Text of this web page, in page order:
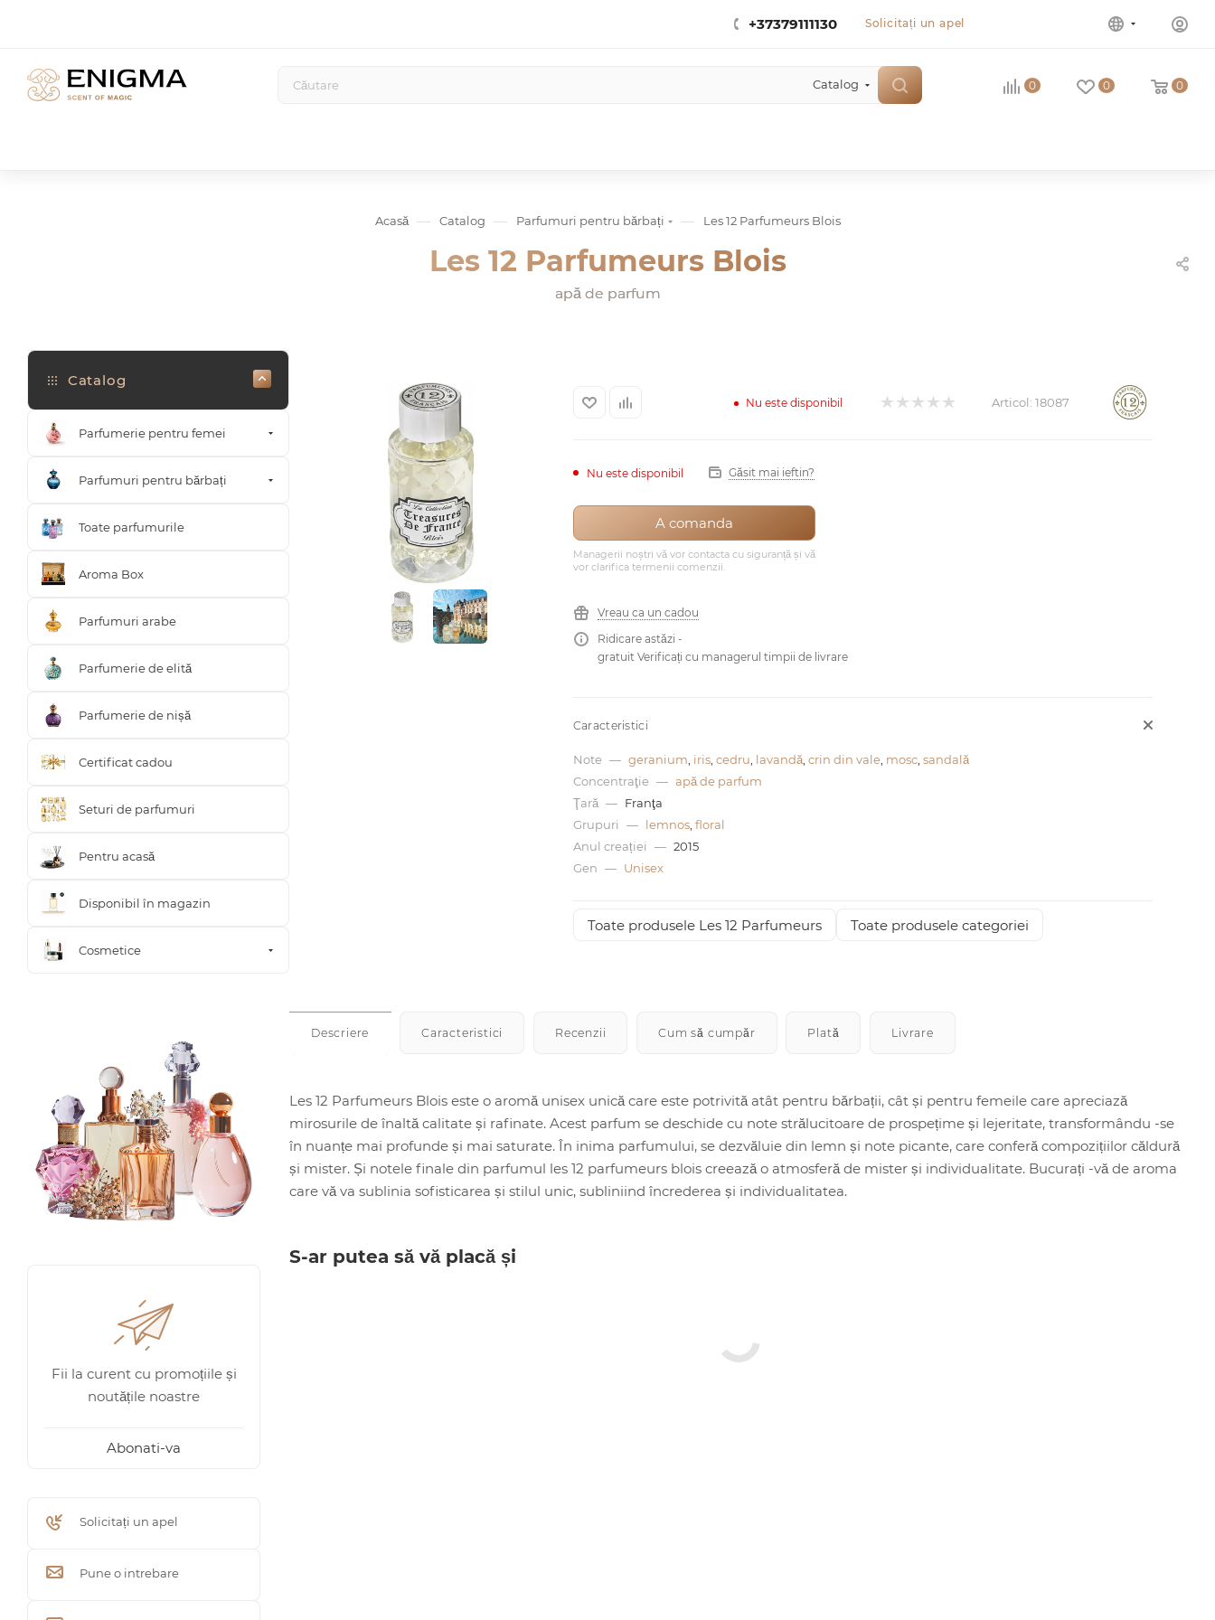
+37379111130 Solicitați un apel
Catalog 0 0 0
Acasă — Catalog — Parfumuri pentru bărbați — Les 12 Parfumeurs Blois
Les 12 Parfumeurs Blois
apă de parfum
Nu este disponibil Articol: 18087
Nu este disponibil Găsit mai ieftin?
A comanda
Managerii noștri vă vor contacta cu siguranță și vă
vor clarifica termenii comenzii.
Vreau ca un cadou
Ridicare astăzi -
gratuit Verificați cu managerul timpii de livrare
Caracteristici
Note — geranium iris, cedru lavandă, crin din vale, mosc, sandală
Concentraţie — apă de parfum
Ţară — Franţa
Grupuri
— lemnos, floral
Anul creației
— 2015
Gen — Unisex
Toate produsele Les 12 Parfumeurs Toate produsele categoriei
Descriere Caracteristici Recenzii Cum să cumpăr Plată Livrare
Les 12 Parfumeurs Blois este o aromă unisex unică care este potrivită atât pentru bărbații, cât și pentru femeile care apreciază
mirosurile de înaltă calitate și rafinate. Acest parfum se deschide cu note strălucitoare de prospețime și lejeritate, transformându -se
în nuanțe mai profunde și mai saturate. În inima parfumului, se dezvăluie din lemn și note picante, care conferă compozițiilor căldură
și mister. Și notele finale din parfumul les 12 parfumeurs blois creează o atmosferă de mister și individualitate. Bucurați -vă de aroma
care vă va sublinia sofisticarea și stilul unic, subliniind încrederea și individualitatea.
S-ar putea să vă placă și
Catalog
Parfumerie pentru femei
Parfumuri pentru bărbați
Toate parfumurile
Aroma Box
Parfumuri arabe
Parfumerie de elită
Parfumerie de nișă
Certificat cadou
Seturi de parfumuri
Pentru acasă
Disponibil în magazin
Cosmetice
Fii la curent cu promoțiile și
noutățile noastre
Abonati-va
Solicitați un apel
Pune o intrebare